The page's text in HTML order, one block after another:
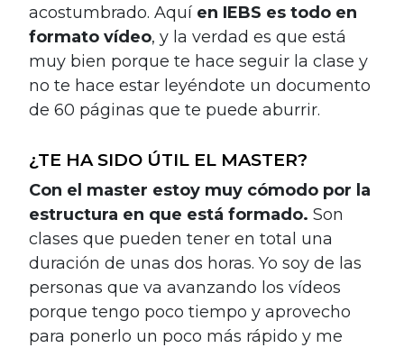
acostumbrado. Aquí en IEBS es todo en
formato vídeo, y la verdad es que está
muy bien porque te hace seguir la clase y
no te hace estar leyéndote un documento
de 60 páginas que te puede aburrir.
¿TE HA SIDO ÚTIL EL MASTER?
Con el master estoy muy cómodo por la
estructura en que está formado. Son
clases que pueden tener en total una
duración de unas dos horas. Yo soy de las
personas que va avanzando los vídeos
porque tengo poco tiempo y aprovecho
para ponerlo un poco más rápido y me